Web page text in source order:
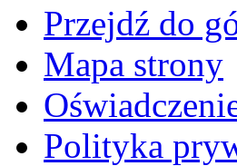
Przejdź do
Mapa strony
Polityka